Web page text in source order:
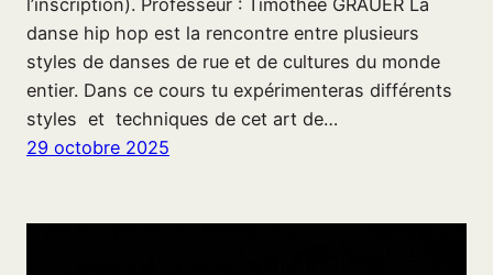
l’inscription). Professeur : Timothée GRAUER La
danse hip hop est la rencontre entre plusieurs
styles de danses de rue et de cultures du monde
entier. Dans ce cours tu expérimenteras différents
styles et techniques de cet art de…
29 octobre 2025